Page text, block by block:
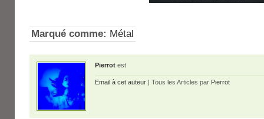
Marqué comme: Métal
Pierrot est
Email à cet auteur | Tous les Articles par Pierrot